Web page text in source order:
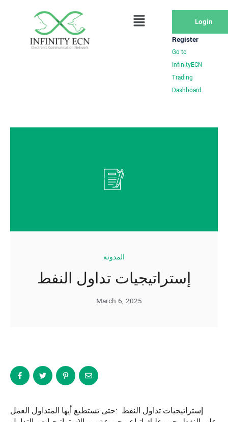
Login
Register
Go to
InfinityECN
Trading
Dashboard.
المدونة
إستراتيجيات تداول النفط
March 6, 2025
إستراتيجيات تداول النفط :حتى تستطيع أيها المتداول العمل